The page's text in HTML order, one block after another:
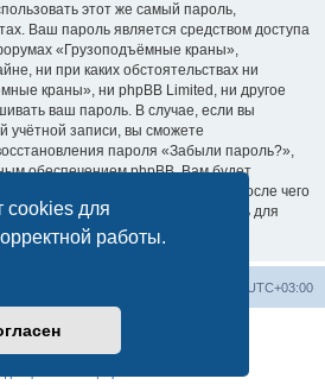
cookies для
работы.
этот же самый пароль,
Ваш пароль является средством доступа
«Грузоподъёмные краны»,
ни при каких обстоятельствах ни
краны», ни phpBB Limited, ни другое
ваш пароль. В случае, если вы
учётной записи, вы сможете
пароля «Забыли пароль?»,
обеспечением phpBB. Вам будет
пользователя и ваш адрес email, после чего
сгенерирует вам новый пароль для
UTC+03:00
phpBB® Forum Software © phpBB Limited
поддержка phpBB